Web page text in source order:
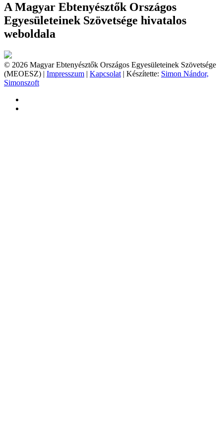
A Magyar Ebtenyésztők Országos
Egyesületeinek Szövetsége hivatalos
weboldala
© 2026 Magyar Ebtenyésztők Országos Egyesületeinek Szövetsége
(MEOESZ) | Impresszum | Kapcsolat | Készítette: Simon Nándor,
Simonszoft